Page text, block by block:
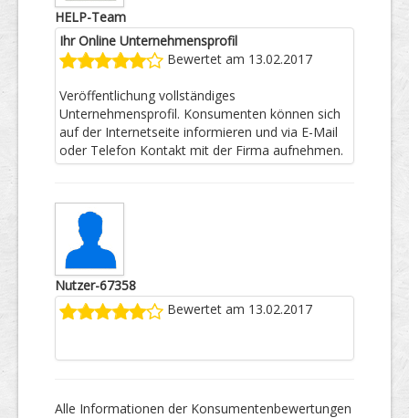
HELP-Team
Ihr Online Unternehmensprofil
Bewertet am 13.02.2017
Veröffentlichung vollständiges
Unternehmensprofil. Konsumenten können sich
auf der Internetseite informieren und via E-Mail
oder Telefon Kontakt mit der Firma aufnehmen.
Nutzer-67358
Bewertet am 13.02.2017
Alle Informationen der Konsumentenbewertungen